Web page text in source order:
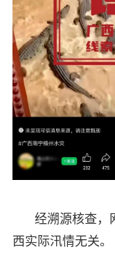
经溯源核查，
西实际汛情无关。